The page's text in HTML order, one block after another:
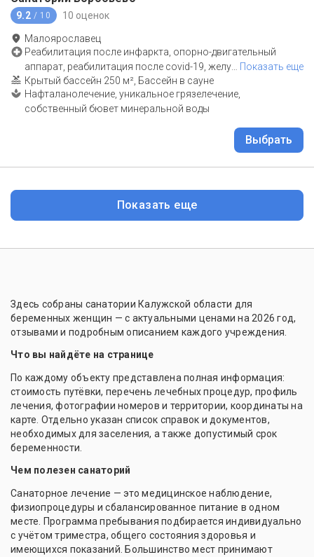
9.2 / 10 10 оценок
Малоярославец
Реабилитация после инфаркта, опорно-двигательный
аппарат, реабилитация после covid-19, желу… Показать еще
Крытый бассейн 250 м², Бассейн в сауне
Нафталанолечение, уникальное грязелечение,
собственный бювет минеральной воды
Выбрать
Показать еще
Здесь собраны санатории Калужской области для
беременных женщин — с актуальными ценами на 2026 год,
отзывами и подробным описанием каждого учреждения.
Что вы найдёте на странице
По каждому объекту представлена полная информация:
стоимость путёвки, перечень лечебных процедур, профиль
лечения, фотографии номеров и территории, координаты на
карте. Отдельно указан список справок и документов,
необходимых для заселения, а также допустимый срок
беременности.
Чем полезен санаторий
Санаторное лечение — это медицинское наблюдение,
физиопроцедуры и сбалансированное питание в одном
месте. Программа пребывания подбирается индивидуально
с учётом триместра, общего состояния здоровья и
имеющихся показаний. Большинство мест принимают